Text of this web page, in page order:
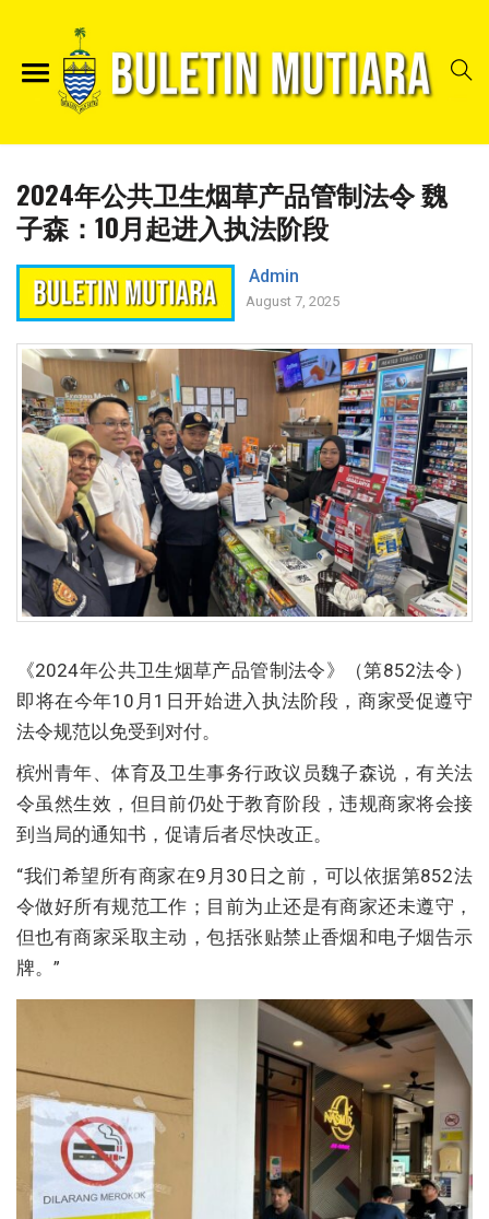
2024年公共卫生烟草产品管制法令 魏
子森：10月起进入执法阶段
Admin
August 7, 2025
《2024年公共卫生烟草产品管制法令》（第852法令）
即将在今年10月1日开始进入执法阶段，商家受促遵守
法令规范以免受到对付。
槟州青年、体育及卫生事务行政议员魏子森说，有关法
令虽然生效，但目前仍处于教育阶段，违规商家将会接
到当局的通知书，促请后者尽快改正。
“我们希望所有商家在9月30日之前，可以依据第852法
令做好所有规范工作；目前为止还是有商家还未遵守，
但也有商家采取主动，包括张贴禁止香烟和电子烟告示
牌。”